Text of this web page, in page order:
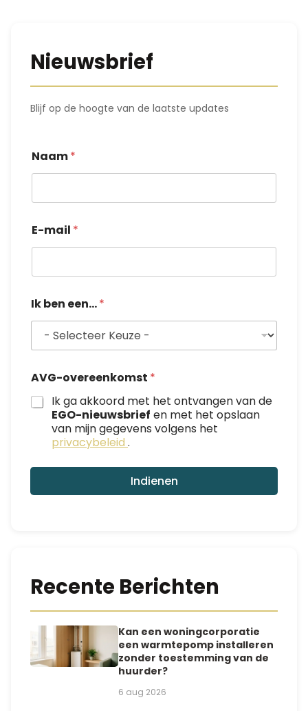
Nieuwsbrief
Blijf op de hoogte van de laatste updates
Naam*
E-mail *
Ik ben een...*
b
e
n
i
AVG-overeenkomst *
Ik ga akkoord met het ontvangen van de
EGO-nieuwsbrief en met het opslaan
van mijn gegevens volgens het
privacybeleid .
Indienen
Recente Berichten
Kan een woningcorporatie
een warmtepomp installeren
zonder toestemming van de
huurder?
6 aug 2026